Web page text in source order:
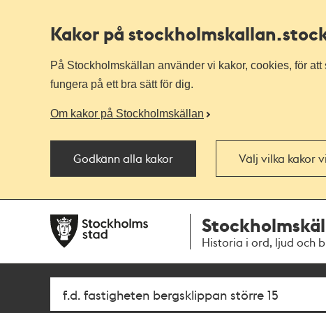
Kakor på stockholmskallan
På Stockholmskällan använder vi kakor, cookies, för
fungera på ett bra sätt för dig.
Om kakor på Stockholmskällan
Godkänn alla kakor Välj vilka kakor
navigationen
huvudinnehållet
Historia i ord, ljud och
Sök